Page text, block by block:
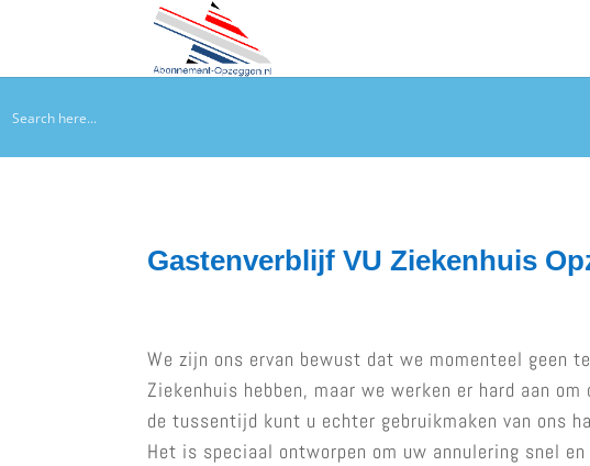
Gastenverblijf VU Ziekenhuis
We zijn ons ervan bewust dat we momenteel geen
Ziekenhuis hebben, maar we werken er hard aan
de tussentijd kunt u echter gebruikmaken van ons
Het is speciaal ontworpen om uw annulering snel